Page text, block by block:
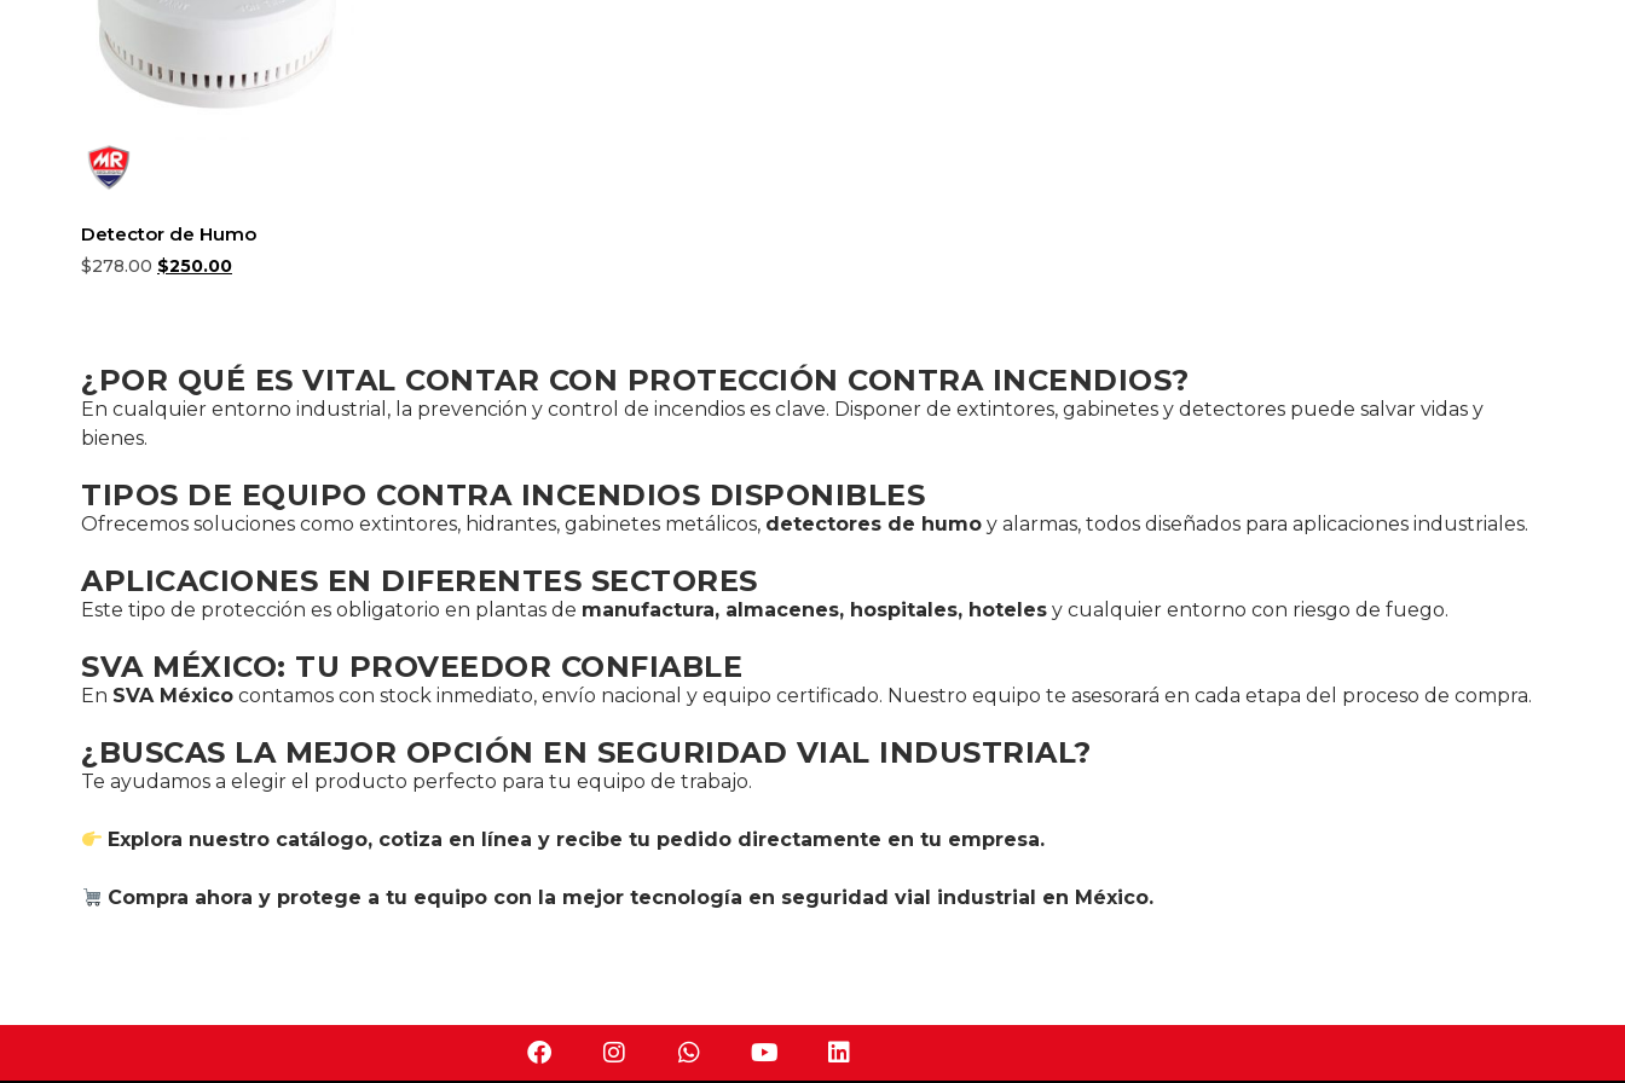
Detector de Humo
$278.00 $250.00
¿POR QUÉ ES VITAL CONTAR CON PROTECCIÓN CONTRA INCENDIOS?
En cualquier entorno industrial, la prevención y control de incendios es clave. Disponer de extintores, gabinetes y detectores puede salvar vidas y
bienes.
TIPOS DE EQUIPO CONTRA INCENDIOS DISPONIBLES
Ofrecemos soluciones como extintores, hidrantes, gabinetes metálicos, detectores de humo y alarmas, todos diseñados para aplicaciones industriales.
APLICACIONES EN DIFERENTES SECTORES
Este tipo de protección es obligatorio en plantas de manufactura, almacenes, hospitales, hoteles y cualquier entorno con riesgo de fuego.
SVA MÉXICO: TU PROVEEDOR CONFIABLE
En SVA México contamos con stock inmediato, envío nacional y equipo certificado. Nuestro equipo te asesorará en cada etapa del proceso de compra.
¿BUSCAS LA MEJOR OPCIÓN EN SEGURIDAD VIAL INDUSTRIAL?
Te ayudamos a elegir el producto perfecto para tu equipo de trabajo.
Explora nuestro catálogo, cotiza en línea y recibe tu pedido directamente en tu empresa.
Compra ahora y protege a tu equipo con la mejor tecnología en seguridad vial industrial en México.